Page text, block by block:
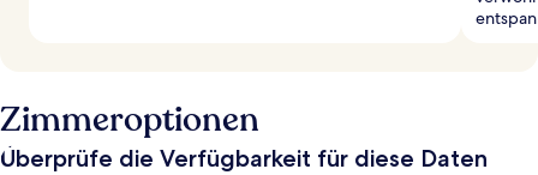
Zimmeroptionen
Überprüfe die Verfügbarkeit für diese Daten